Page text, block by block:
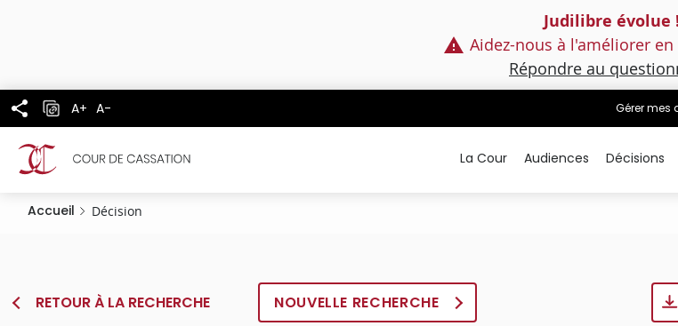
Judilibre évolue !
Aidez-nous à l'améliorer
Répondre au
A+ A- Gérer mes
La Cour Audiences Décisions
Accueil Décision
RETOUR À LA RECHERCHE NOUVELLE RECHERCHE